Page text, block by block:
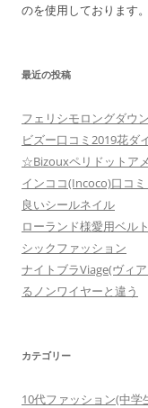
のを使用しております。
最近の投稿
フェリシモロングダウ
ビズー口コミ2019花ダ
☆Bizouxペリドットア
インココ(Incoco)口コ
良いシールネイル
ローランド様愛用ベル
シックファッション
ナイトブラViage(ヴィ
るノンワイヤーと違う
カテゴリー
10代ファッション(中学